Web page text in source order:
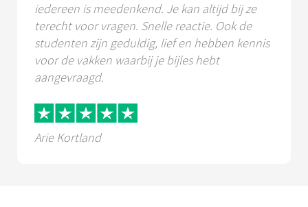
iedereen is meedenkend. Je kan altijd bij ze
terecht voor vragen. Snelle reactie. Ook de
studenten zijn geduldig, lief en hebben kennis
voor de vakken waarbij je bijles hebt
aangevraagd.
Arie Kortland